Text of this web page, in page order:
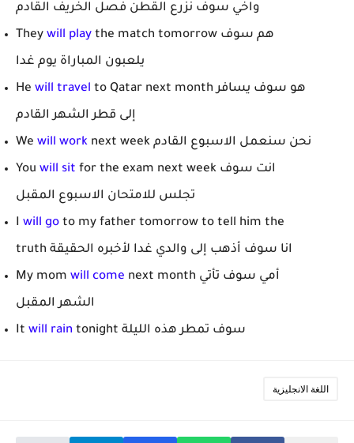
واخي سوف نزرع القطن فصل الخريف القادم
They will play the match tomorrow هم سوف
يلعبون المباراة يوم غدا
He will travel to Qatar next month هو سوف يسافر
إلى قطر الشهر القادم
We will work
next week نحن سنعمل الاسبوع القادم
You will sit for the exam next week انت سوف
تجلس للامتحان الاسبوع المقبل
I will go to my father tomorrow to tell him the
truth انا سوف أذهب إلى والدي غدا لأخبره الحقيقة
My mom will come next month أمي سوف تأتي
الشهر المقبل
It will rain tonight سوف تمطر هذه الليلة
اللغة الانجليزية